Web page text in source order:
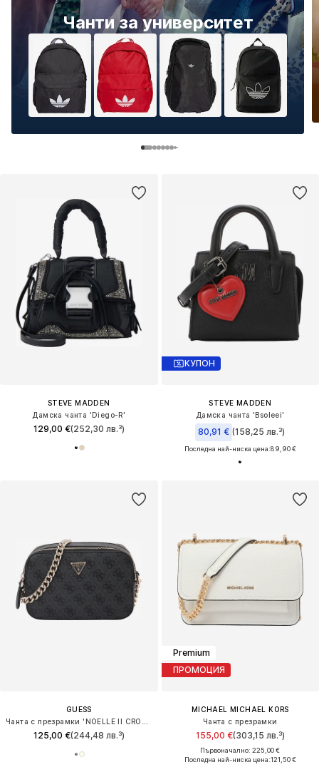
STEVE MADDEN
Дамска чанта 'Diego-R'
129,00 €(252,30 лв.³)
Чанти за университет
КУПОН
STEVE MADDEN
Дамска чанта 'Bsoleei'
80,91 € (158,25 лв.³)
Последна най-ниска цена:89,90 €
GUESS
125,00 €(244,48 лв.³)
Premium
ПРОМОЦИЯ
MICHAEL MICHAEL KORS
Чанта с презрамки
155,00 €(303,15 лв.³)
Първоначално: 225,00 €
Последна най-ниска цена:121,50 €